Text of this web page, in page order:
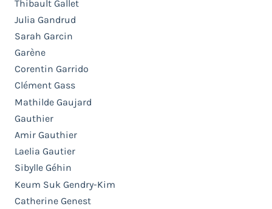
Thibault Gallet
Julia Gandrud
Sarah Garcin
Garène
Corentin Garrido
Clément Gass
Mathilde Gaujard
Gauthier
Amir Gauthier
Laelia Gautier
Sibylle Géhin
Keum Suk Gendry-Kim
Catherine Genest